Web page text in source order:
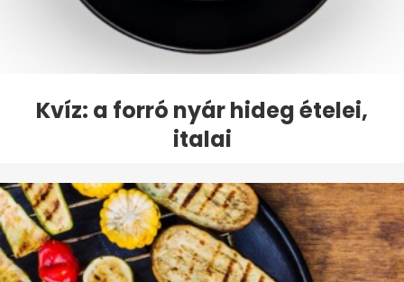
Kvíz: a forró nyár hideg ételei,
italai